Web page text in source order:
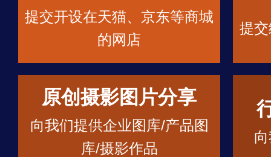
提交开设在天猫、京东等商城
的网店
提
原创摄影图片分享
向我们提供企业图库/产品图
库/摄影作品